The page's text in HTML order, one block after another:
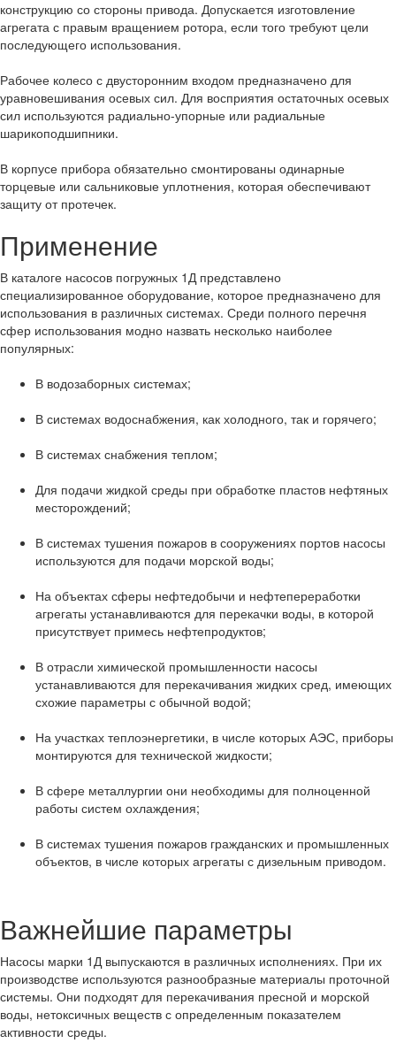
конструкцию со стороны привода. Допускается изготовление
агрегата с правым вращением ротора, если того требуют цели
последующего использования.
Рабочее колесо с двусторонним входом предназначено для
уравновешивания осевых сил. Для восприятия остаточных осевых
сил используются радиально-упорные или радиальные
шарикоподшипники.
В корпусе прибора обязательно смонтированы одинарные
торцевые или сальниковые уплотнения, которая обеспечивают
защиту от протечек.
Применение
В каталоге насосов погружных 1Д представлено
специализированное оборудование, которое предназначено для
использования в различных системах. Среди полного перечня
сфер использования модно назвать несколько наиболее
популярных:
В водозаборных системах;
В системах водоснабжения, как холодного, так и горячего;
В системах снабжения теплом;
Для подачи жидкой среды при обработке пластов нефтяных
месторождений;
В системах тушения пожаров в сооружениях портов насосы
используются для подачи морской воды;
На объектах сферы нефтедобычи и нефтепереработки
агрегаты устанавливаются для перекачки воды, в которой
присутствует примесь нефтепродуктов;
В отрасли химической промышленности насосы
устанавливаются для перекачивания жидких сред, имеющих
схожие параметры с обычной водой;
На участках теплоэнергетики, в числе которых АЭС, приборы
монтируются для технической жидкости;
В сфере металлургии они необходимы для полноценной
работы систем охлаждения;
В системах тушения пожаров гражданских и промышленных
объектов, в числе которых агрегаты с дизельным приводом.
Важнейшие параметры
Насосы марки 1Д выпускаются в различных исполнениях. При их
производстве используются разнообразные материалы проточной
системы. Они подходят для перекачивания пресной и морской
воды, нетоксичных веществ с определенным показателем
активности среды.